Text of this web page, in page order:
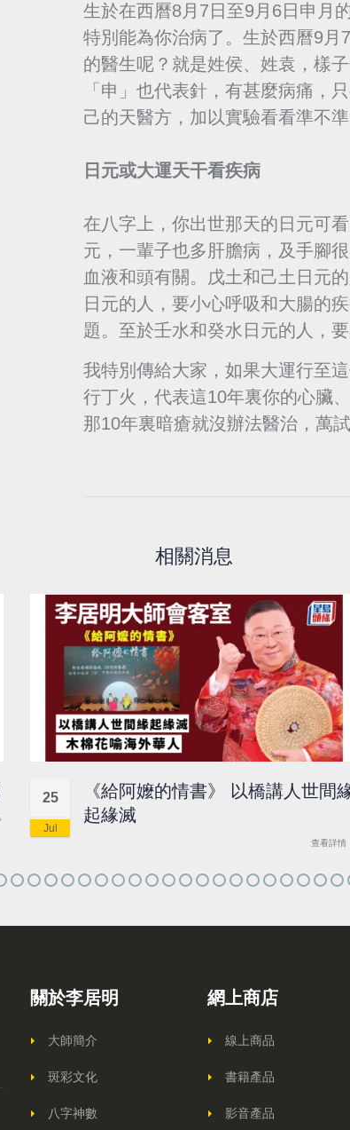
生於在西曆8月7日至9月6日申月
特別能為你治病了。生於西曆9月
的醫生呢？就是姓侯、姓袁，樣
「申」也代表針，有甚麼病痛，
己的天醫方，加以實驗看看準不準
日元或大運天干看疾病
在八字上，你出世那天的日元可
元，一輩子也多肝膽病，及手腳
血液和頭有關。戊土和己土日元
日元的人，要小心呼吸和大腸的
題。至於壬水和癸水日元的人，
我特別傳給大家，如果大運行至
行丁火，代表這10年裏你的心臟
那10年裏暗瘡就沒辦法醫治，萬
相關消息
25
Jul
《給阿嬤的情書》 以橋講人世間
起緣滅
查看詳情
關於李居明
大師簡介
斑彩文化
八字神數
網上商店
線上商品
書籍產品
影音產品